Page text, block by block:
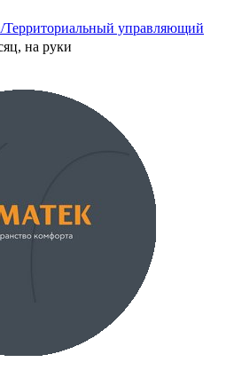
Территориальный управляющий
на руки